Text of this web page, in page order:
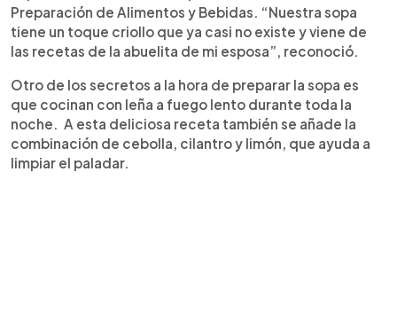
Preparación de Alimentos y Bebidas. “Nuestra sopa
tiene un toque criollo que ya casi no existe y viene de
las recetas de la abuelita de mi esposa”, reconoció.
Otro de los secretos a la hora de preparar la sopa es
que cocinan con leña a fuego lento durante toda la
noche. A esta deliciosa receta también se añade la
combinación de cebolla, cilantro y limón, que ayuda a
limpiar el paladar.